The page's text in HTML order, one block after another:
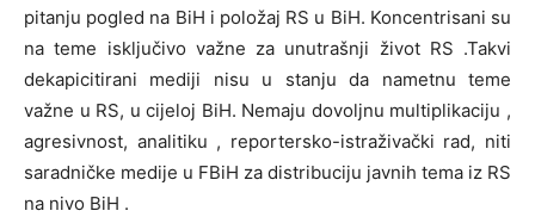
pitanju pogled na BiH i položaj RS u BiH. Koncentrisani su
na teme isključivo važne za unutrašnji život RS .Takvi
dekapicitirani mediji nisu u stanju da nametnu teme
važne u RS, u cijeloj BiH. Nemaju dovoljnu multiplikaciju ,
agresivnost, analitiku , reportersko-istraživački rad, niti
saradničke medije u FBiH za distribuciju javnih tema iz RS
na nivo BiH .